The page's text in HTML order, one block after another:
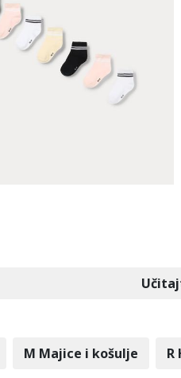
M Majice i košulje R